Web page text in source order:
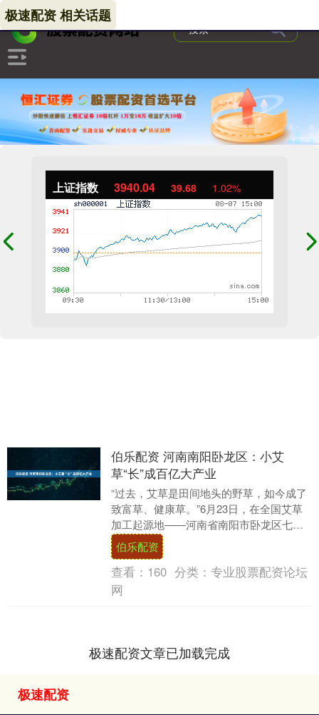
上证指数 3940.04 39.68 1.02%
极速配资 相关话题
伯乐配资 河南南阳卧龙区：小艾
草“长”成百亿大产业
“过去，艾草是田间地头的野草，如今成了
致富草、健康草。”6月23日，在全国艾草
加工起源地——河南省南阳市卧龙区七里
园街道药益宝艾草制品有限公司，董事长
查洪付说。....
伯乐配资
查看： 160 分类： 专业股票配资论坛
网
极速配资文章已加载完成
极速配资